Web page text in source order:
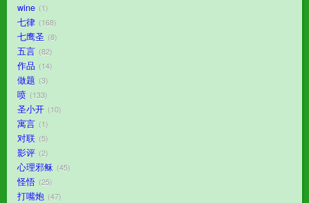
wine 1
七律 168
七鹰圣 8
五言 82
作品 14
做题 3
喷 133
圣小开 10
寓言 1
对联 5
影评 2
心理邪稣 45
怪悟 25
打嘴炮 47